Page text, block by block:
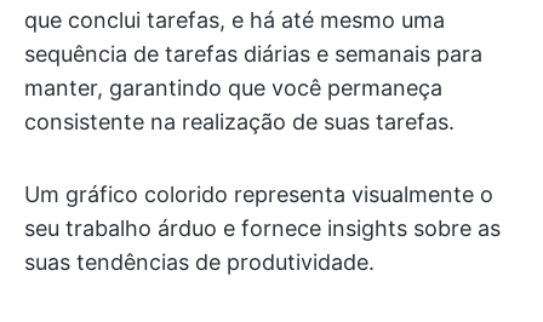
que conclui tarefas, e há até mesmo uma
sequência de tarefas diárias e semanais para
manter, garantindo que você permaneça
consistente na realização de suas tarefas.
Um gráfico colorido representa visualmente o
seu trabalho árduo e fornece insights sobre as
suas tendências de produtividade.